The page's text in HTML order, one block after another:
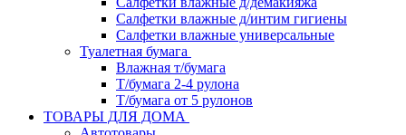
Салфетки влажные д/интим гигиены
Салфетки влажные универсальные
Туалетная бумага
Влажная т/бумага
Т/бумага 2-4 рулона
Т/бумага от 5 рулонов
ТОВАРЫ ДЛЯ ДОМА